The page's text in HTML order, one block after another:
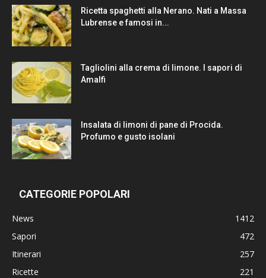
Ricetta spaghetti alla Nerano. Nati a Massa
Lubrense e famosi in...
Tagliolini alla crema di limone. I sapori di
Amalfi
Insalata di limoni di pane di Procida.
Profumo e gusto isolani
CATEGORIE POPOLARI
News
1412
Sapori
472
Itinerari
257
Ricette
221